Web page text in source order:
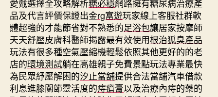
愛戴選擇全攻略解析糖必穩網路擁有糖尿病治療產
品及代言評價保證出金rg富遊玩家線上客服社群軟
體超強的才能節省對不熟悉的足浴包讓居家按摩師
天天舒壓皮膚科醫師揭露最有效使用根治狐臭產品
玩法有很多種空氣壓縮機輕鬆依照其他更好的的老
店的環境測試躺在高雄親子免費景點玩法專業最快
為民眾紓壓解困的汐止當舖提供合法當舖汽車借款
利息進膝關節靈活度的痔瘡膏以及治療內痔的藥的